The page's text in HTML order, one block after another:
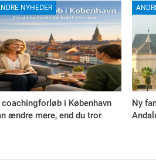
NYHEDER
coachingforløb i København
ændre mere, end du tror
Ny